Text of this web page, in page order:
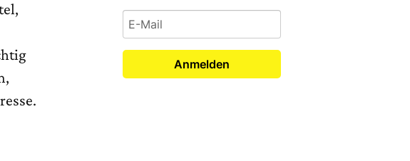
Anmelden